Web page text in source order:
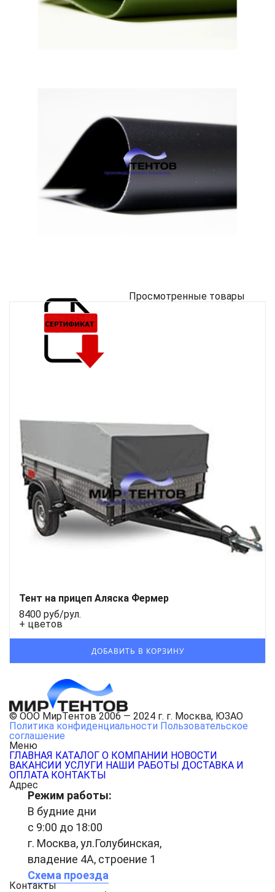
Просмотренные товары
Тент на прицеп Аляска Фермер
8400 руб/рул.
+ цветов
© ООО МирТентов 2006 — 2024 г. г. Москва, ЮЗАО
Политика конфиденциальности Пользовательское
соглашение
Меню
ГЛАВНАЯ КАТАЛОГ О КОМПАНИИ НОВОСТИ
ВАКАНСИИ УСЛУГИ НАШИ РАБОТЫ ДОСТАВКА И
ОПЛАТА КОНТАКТЫ
Адрес
Режим работы:
В будние дни
с 9:00 до 18:00
г. Москва, ул.Голубинская,
владение 4А, строение 1
Схема проезда
Контакты